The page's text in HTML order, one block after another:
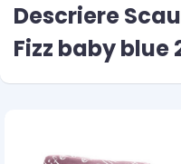
Descriere
Fizz baby blue